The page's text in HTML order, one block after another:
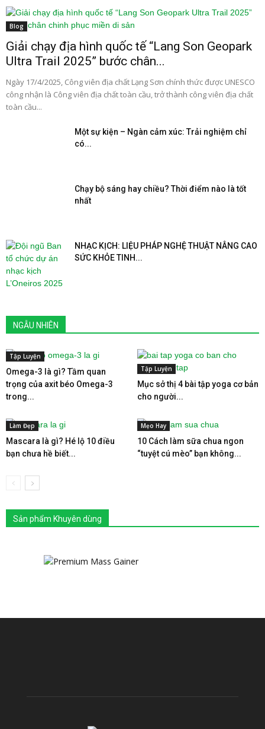
Blog
Giải chạy địa hình quốc tế “Lang Son Geopark
Ultra Trail 2025” bước chân...
Ngày 17/4/2025, Công viên địa chất Lạng Sơn chính thức được UNESCO
công nhận là Công viên địa chất toàn cầu, trở thành công viên địa chất
toàn cầu...
Một sự kiện – Ngàn cảm xúc: Trải nghiệm chỉ
có...
Chạy bộ sáng hay chiều? Thời điểm nào là tốt
nhất
NHẠC KỊCH: LIỆU PHÁP NGHỆ THUẬT NÂNG CAO
SỨC KHỎE TINH...
NGẪU NHIÊN
Tập Luyện
Omega-3 là gì? Tầm quan
trọng của axit béo Omega-3
trong...
Tập Luyện
Mục sở thị 4 bài tập yoga cơ bản
cho người...
Làm Đẹp
Mascara là gì? Hé lộ 10 điều
bạn chưa hề biết...
Mẹo Hay
10 Cách làm sữa chua ngon
“tuyệt cú mèo” bạn không...
Sản phẩm Khuyên dùng